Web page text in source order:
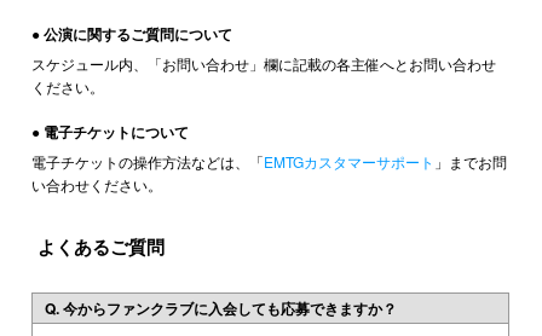
● 公演に関するご質問について
スケジュール内、「お問い合わせ」欄に記載の各主催へとお問い合わせ
ください。
● 電子チケットについて
電子チケットの操作方法などは、「EMTGカスタマーサポート 」までお問
い合わせください。
よくあるご質問
Q. 今からファンクラブに入会しても応募できますか？